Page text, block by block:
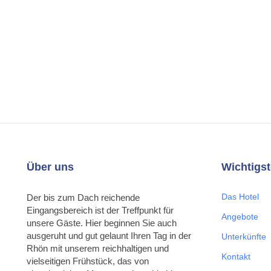
Über uns
Der bis zum Dach reichende
Eingangsbereich ist der Treffpunkt für
unsere Gäste. Hier beginnen Sie auch
ausgeruht und gut gelaunt Ihren Tag in der
Rhön mit unserem reichhaltigen und
vielseitigen Frühstück, das von
Das Hotel
Angebote
Unterkünfte
Kontakt